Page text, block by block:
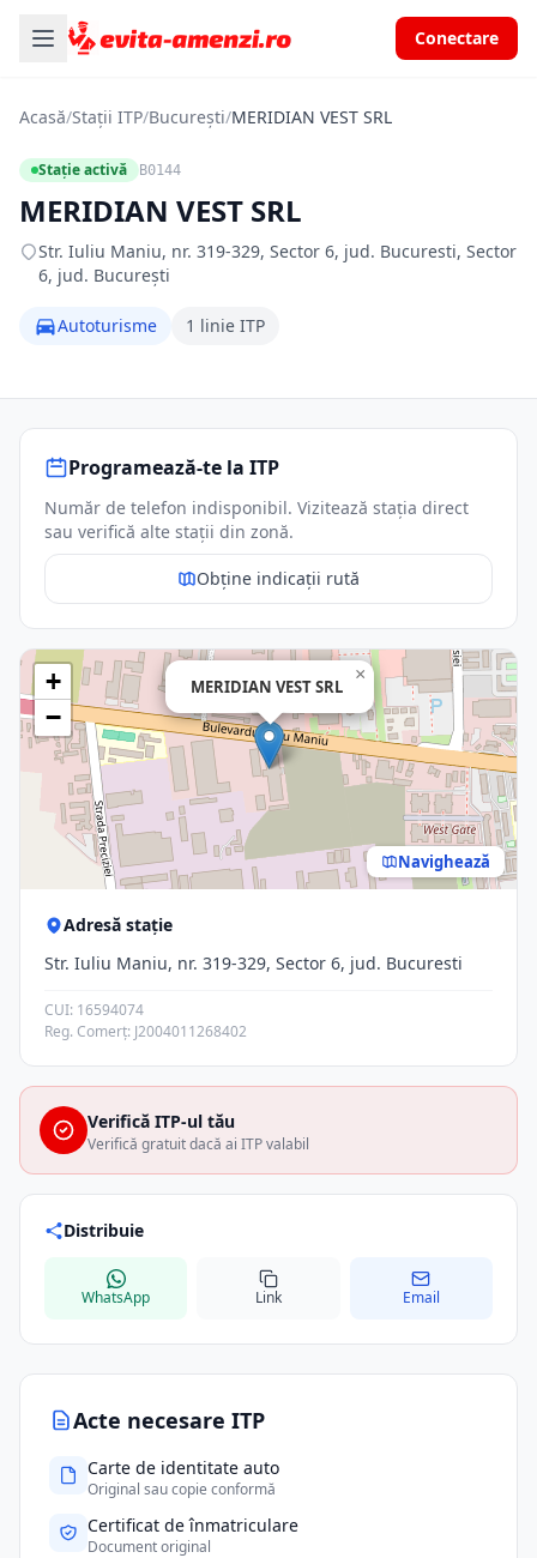
Conectare
Acasă/Stații ITP/București/MERIDIAN VEST SRL
Stație activă B0144
MERIDIAN VEST SRL
Str. Iuliu Maniu, nr. 319-329, Sector 6, jud. Bucuresti, Sector
6, jud. București
Autoturisme 1 linie ITP
Acte necesare ITP
Carte de identitate auto
Original sau copie conformă
Certificat de înmatriculare
Document original
Programează-te la ITP
Număr de telefon indisponibil. Vizitează stația direct
sau verifică alte stații din zonă.
Obține indicații rută
MERIDIAN VEST SRL
×
+
−
Navighează
Adresă stație
Str. Iuliu Maniu, nr. 319-329, Sector 6, jud. Bucuresti
CUI: 16594074
Reg. Comerț: J2004011268402
Verifică ITP-ul tău
Verifică gratuit dacă ai ITP valabil
Distribuie
WhatsApp Link Email